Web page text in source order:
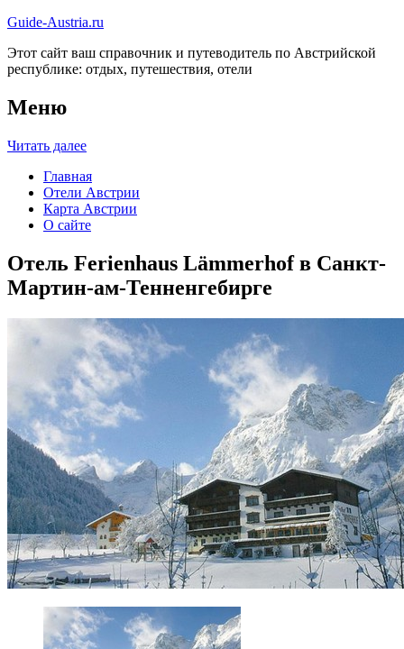
Guide-Austria.ru
Этот сайт ваш справочник и путеводитель по Австрийской
республике: отдых, путешествия, отели
Меню
Читать далее
Главная
Отели Австрии
Карта Австрии
О сайте
Отель Ferienhaus Lämmerhof в Санкт-
Мартин-ам-Тенненгебирге